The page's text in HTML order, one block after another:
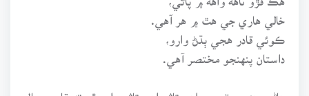
خالي هاري جي هٿ ۾ هر آهي.
ڪوئي قادر هجي ٻڌڻ وارو،
داستان پنهنجو مختصر آهي.
هاڻي هنن سٽن ۾ اهو تاثر اهو تاثر ملي ٿو ته قادر سيال